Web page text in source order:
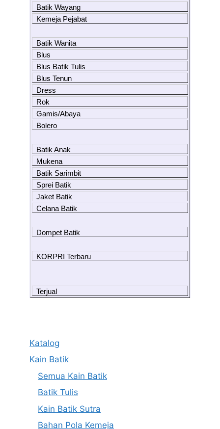
Batik Wayang
Kemeja Pejabat
Batik Wanita
Blus
Blus Batik Tulis
Blus Tenun
Dress
Rok
Gamis/Abaya
Bolero
Batik Anak
Mukena
Batik Sarimbit
Sprei Batik
Jaket Batik
Celana Batik
Dompet Batik
KORPRI Terbaru
Terjual
Katalog
Kain Batik
Semua Kain Batik
Batik Tulis
Kain Batik Sutra
Bahan Pola Kemeja